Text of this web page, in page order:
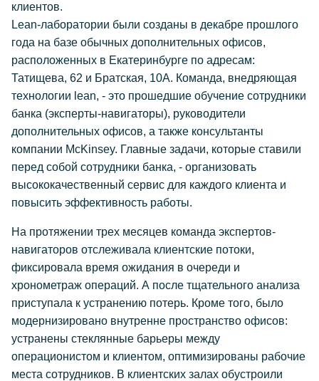
клиентов.
Lean-лаборатории были созданы в декабре прошлого
года на базе обычных дополнительных офисов,
расположенных в Екатеринбурге по адресам:
Татищева, 62 и Братская, 10А. Команда, внедряющая
технологии lean, - это прошедшие обучение сотрудники
банка (эксперты-навигаторы), руководители
дополнительных офисов, а также консультанты
компании McKinsey. Главные задачи, которые ставили
перед собой сотрудники банка, - организовать
высококачественный сервис для каждого клиента и
повысить эффективность работы.
На протяжении трех месяцев команда экспертов-
навигаторов отслеживала клиентские потоки,
фиксировала время ожидания в очереди и
хронометраж операций. А после тщательного анализа
приступала к устранению потерь. Кроме того, было
модернизировано внутренне пространство офисов:
устранены стеклянные барьеры между
операционистом и клиентом, оптимизированы рабочие
места сотрудников. В клиентских залах обустроили